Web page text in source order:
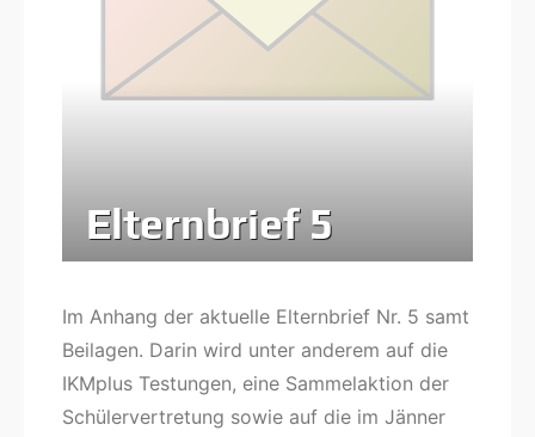
Elternbrief 5
Im Anhang der aktuelle Elternbrief Nr. 5 samt
Beilagen. Darin wird unter anderem auf die
IKMplus Testungen, eine Sammelaktion der
Schülervertretung sowie auf die im Jänner